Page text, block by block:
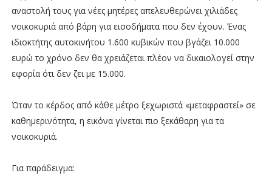
αναστολή τους για νέες μητέρες απελευθερώνει χιλιάδες
νοικοκυριά από βάρη για εισοδήματα που δεν έχουν. Ένας
ιδιοκτήτης αυτοκινήτου 1.600 κυβικών που βγάζει 10.000
ευρώ το χρόνο δεν θα χρειάζεται πλέον να δικαιολογεί στην
εφορία ότι δεν ζει με 15.000.
Όταν το κέρδος από κάθε μέτρο ξεχωριστά «μεταφραστεί» σε
καθημερινότητα, η εικόνα γίνεται πιο ξεκάθαρη για τα
νοικοκυριά.
Για παράδειγμα: